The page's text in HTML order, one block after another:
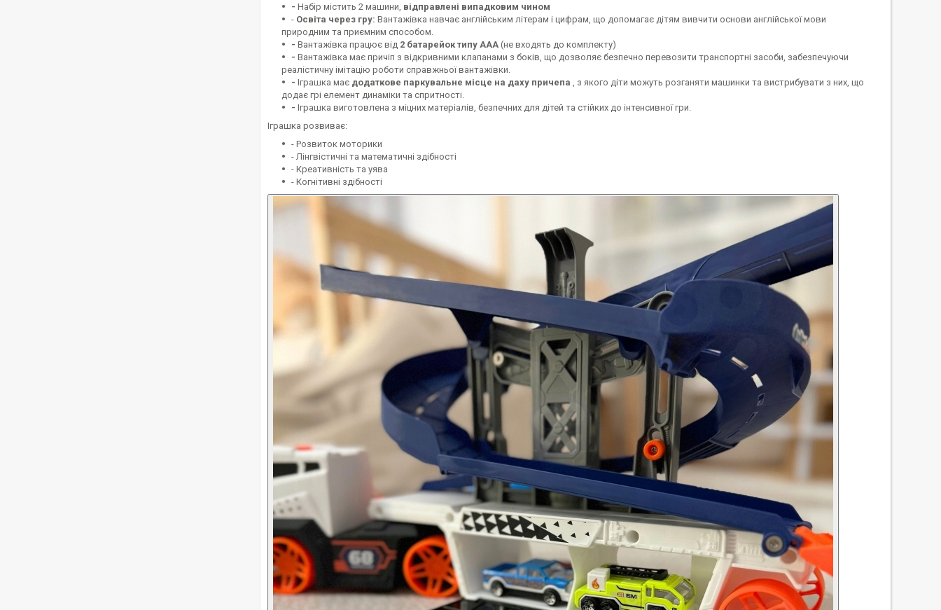
- Набір містить 2 машини, відправлені випадковим чином
- Освіта через гру: Вантажівка навчає англійським літерам і цифрам, що допомагає дітям вивчити основи англійської мови
природним та приємним способом.
- Вантажівка працює від 2 батарейок типу ААА (не входять до комплекту)
- Вантажівка має причіп з відкривними клапанами з боків, що дозволяє безпечно перевозити транспортні засоби, забезпечуючи
реалістичну імітацію роботи справжньої вантажівки.
- Іграшка має додаткове паркувальне місце на даху причепа , з якого діти можуть розганяти машинки та вистрибувати з них, що
додає грі елемент динаміки та спритності.
- Іграшка виготовлена ​​з міцних матеріалів, безпечних для дітей та стійких до інтенсивної гри.
Іграшка розвиває:
- Розвиток моторики
- Лінгвістичні та математичні здібності
- Креативність та уява
- Когнітивні здібності